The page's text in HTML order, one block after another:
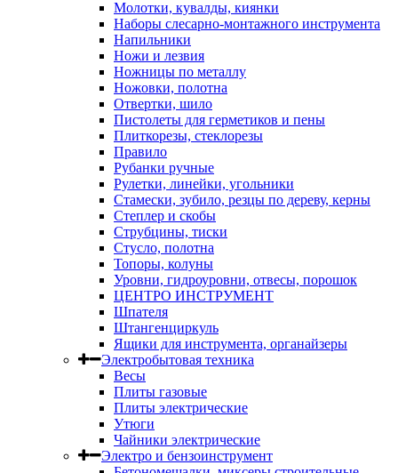
Молотки, кувалды, киянки
Наборы слесарно-монтажного инструмента
Напильники
Ножи и лезвия
Ножницы по металлу
Ножовки, полотна
Отвертки, шило
Пистолеты для герметиков и пены
Плиткорезы, стеклорезы
Правило
Рубанки ручные
Рулетки, линейки, угольники
Стамески, зубило, резцы по дереву, керны
Степлер и скобы
Струбцины, тиски
Стусло, полотна
Топоры, колуны
Уровни, гидроуровни, отвесы, порошок
ЦЕНТРО ИНСТРУМЕНТ
Шпателя
Штангенциркуль
Ящики для инструмента, органайзеры
Электробытовая техника
Весы
Плиты газовые
Плиты электрические
Утюги
Чайники электрические
Электро и бензоинструмент